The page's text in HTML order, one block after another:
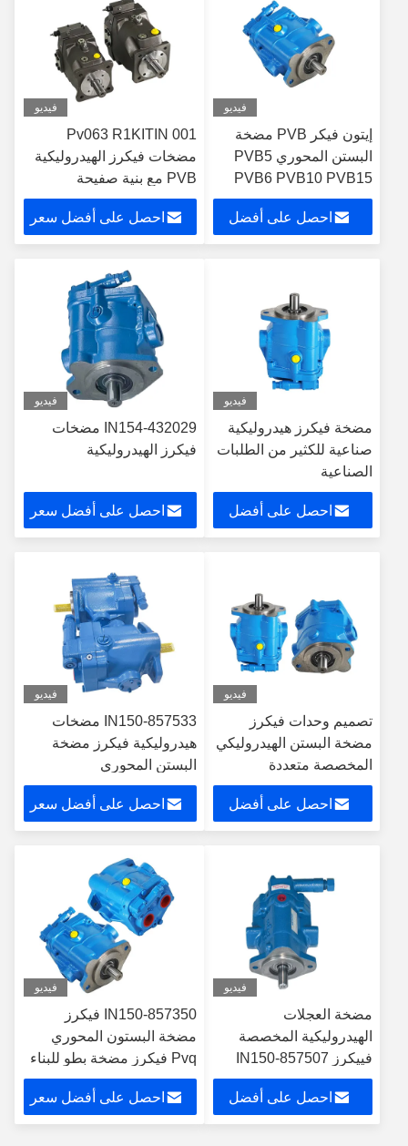
فيديو
إيتون فيكر PVB مضخة
البستن المحوري PVB5
PVB6 PVB10 PVB15
PVB20 PVB29 مضخة
هيدروليكيةاحصل على أفضل
فيديو
Pv063 R1KITIN 001
مضخات فيكرز الهيدروليكية
PVB مع بنية صفيحة
السويس
احصل على أفضل سعر
فيديو
مضخة فيكرز هيدروليكية
صناعية للكثير من الطلبات
الصناعية
احصل على أفضل
فيديو
432029-IN154 مضخات
فيكرز الهيدروليكية
احصل على أفضل سعر
فيديو
تصميم وحدات فيكرز
مضخة البستن الهيدروليكي
المخصصة متعددة
الاستخدامات مضخات
احصل على أفضل
فيديو
857533-IN150 مضخات
هيدروليكية فيكرز مضخة
البستن المحوري
احصل على أفضل سعر
فيديو
مضخة العجلات
الهيدروليكية المخصصة
فييكرز 857507-IN150
PVB6-RSY-21-C-11-IN1
ODM
احصل على أفضل
فيديو
857350-IN150 فيكرز
مضخة البستون المحوري
Pvq فيكرز مضخة بطو للبناء
احصل على أفضل سعر